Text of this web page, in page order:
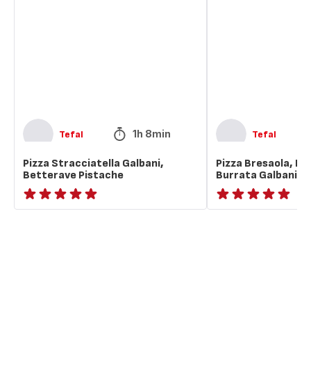
Tefal 1h 8min
Pizza Stracciatella Galbani,
Betterave Pistache
ratings.NaN
Tefal
Pizza Bresaola,
Burrata Galbani
ratings.NaN